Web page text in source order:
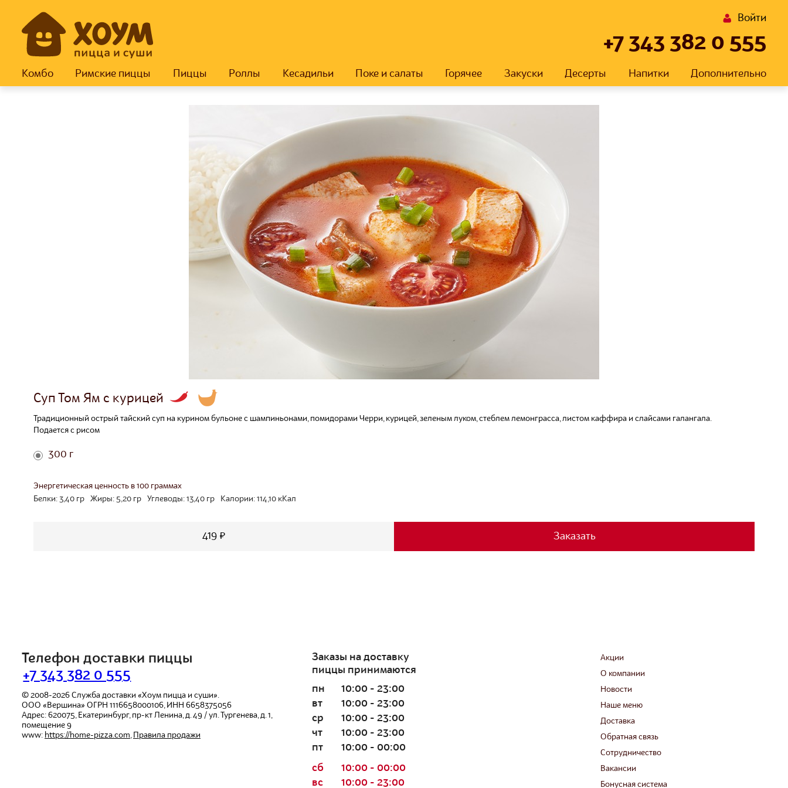
Войти
+7 343 382 0 555
Комбо Римские пиццы Пиццы Роллы Кесадильи Поке и салаты Горячее Закуски Десерты Напитки Дополнительно
Суп Том Ям с курицей
Традиционный острый тайский суп на курином бульоне с шампиньонами, помидорами Черри, курицей, зеленым луком, стеблем лемонграсса, листом каффира и слайсами галангала.
Подается с рисом
300 г
Энергетическая ценность в 100 граммах
Белки: 3,40 гр Жиры: 5,20 гр Углеводы: 13,40 гр Калории: 114,10 кКал
419 ₽ Заказать
Телефон доставки пиццы
+7 343 382 0 555
© 2008-2026 Служба доставки «Хоум пицца и суши».
ООО «Вершина» ОГРН 1116658000106, ИНН 6658375056
Адрес: 620075, Екатеринбург, пр-кт Ленина, д. 49 / ул. Тургенева, д. 1,
помещение 9
www: https://home-pizza.com, Правила продажи
Заказы на доставку
пиццы принимаются
пн
10:00 - 23:00
вт
10:00 - 23:00
ср
10:00 - 23:00
чт
10:00 - 23:00
пт
10:00 - 00:00
сб
10:00 - 00:00
вс
10:00 - 23:00
Акции
О компании
Новости
Наше меню
Доставка
Обратная связь
Сотрудничество
Вакансии
Бонусная система